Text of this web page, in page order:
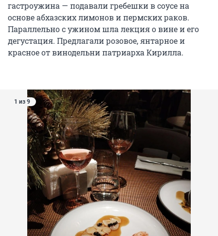
гастроужина — подавали гребешки в соусе на
основе абхазских лимонов и пермских раков.
Параллельно с ужином шла лекция о вине и его
дегустация. Предлагали розовое, янтарное и
красное от винодельни патриарха Кирилла.
1 из 9